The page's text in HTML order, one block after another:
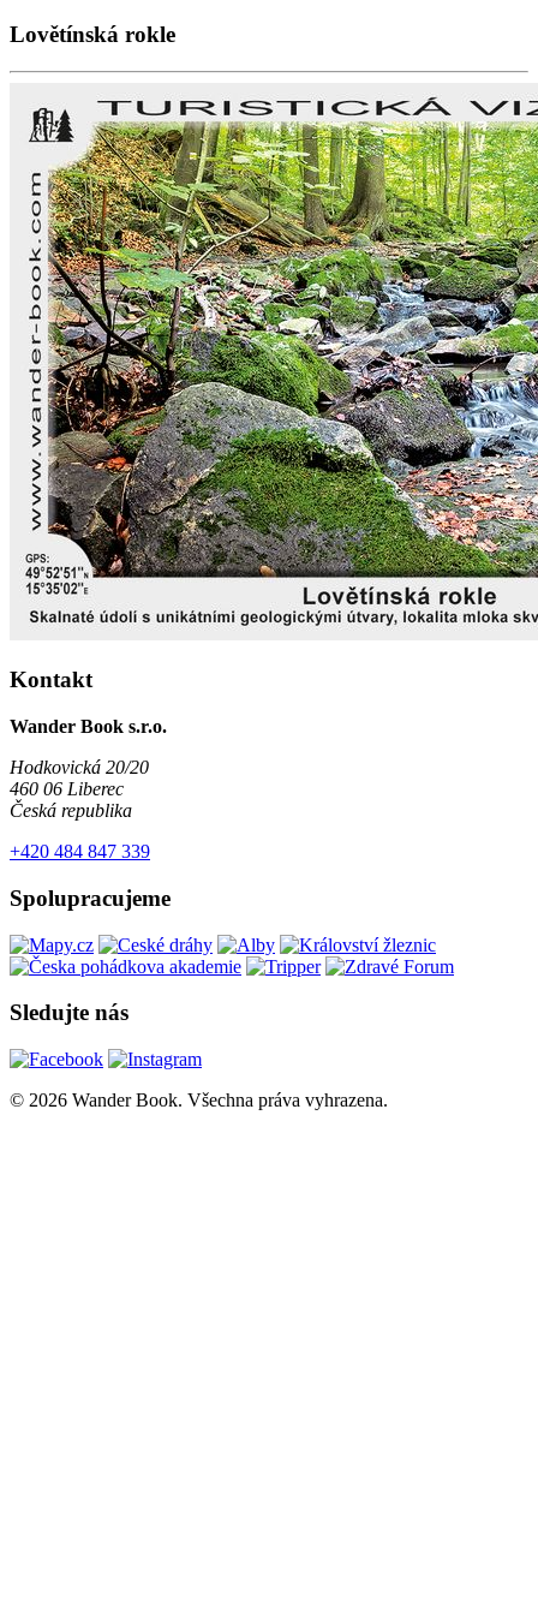
Lovětínská rokle
Kontakt
Wander Book s.r.o.
Hodkovická 20/20
460 06 Liberec
Česká republika
+420 484 847 339
Spolupracujeme
Sledujte nás
© 2026 Wander Book. Všechna práva vyhrazena.